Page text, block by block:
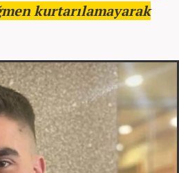
kurtarılamayarak